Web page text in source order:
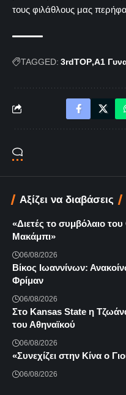
τους φιλάθλους μας
TAGGED: 3rdTOP Α1
Αξίζει να διαβάσεις
«Διετές το συμβόλαιο
Μακάμπι»
06/08/2026
Βίκος Ιωαννίνων:
Φρίμαν
06/08/2026
Στο Kansas State η
του Αθηναϊκού
06/08/2026
«Συνεχίζει στην Κίνα ο
06/08/2026